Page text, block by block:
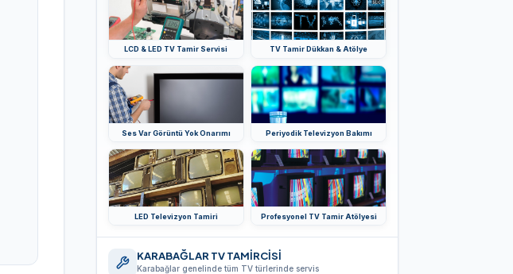
LCD & LED TV Tamir Servisi TV Tamir Dükkan & Atölye
Ses Var Görüntü Yok Onarımı Periyodik Televizyon Bakımı
LED Televizyon Tamiri Profesyonel TV Tamir Atölyesi
KARABAĞLAR TV TAMİRCİSİ
Karabağlar genelinde tüm TV türlerinde servis